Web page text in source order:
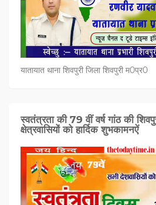
यातायात थाना शिवपुरी जिला शिवपुरी म0प्र0
स्वतंत्रता की 79 वीं वर्ष गांठ की
क्षेत्रवासियों को हार्दिक शुभकामनऐं